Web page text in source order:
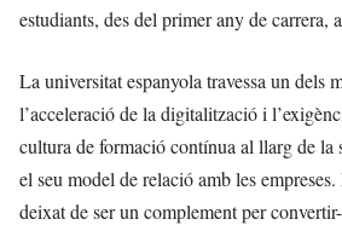
estudiants, des del primer any de
La universitat espanyola travessa un dels
l’acceleració de la digitalització i
cultura de formació contínua al llarg de la
el seu model de relació amb les
deixat de ser un complement per